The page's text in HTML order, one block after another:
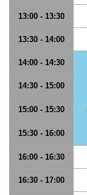
13:00 - 13:30
13:30 - 14:00
14:00 - 14:30
14:30 - 15:00
15:00 - 15:30
15:30 - 16:00
16:00 - 16:30
16:30 - 17:00